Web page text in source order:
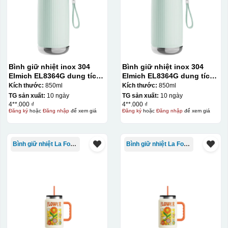
Kiểu in:
được chiếu tia cực tím để đóng rắn ngay sau khi in, cho
trường, độ bám dính tốt và có thể tạo các hiệu ứng nổi
3D, phù hợp cho các sản phẩm quà tặng như bút, móc
khóa, USB hay ly cốc cao cấp.
Bình giữ nhiệt inox 304
Elmich EL8364G dung tích
850ml
Kích thước: 850ml
TG sản xuất: 10 ngày
4**.000 ₫
Đăng kýhoặc Đăng nhậpđể xem giá
Bình giữ nhiệt inox 304
Elmich EL8364G dung tích
850ml
Kích thước: 850ml
TG sản xuất: 10 ngày
4**.000 ₫
Đăng kýhoặc Đăng nhậpđể xem giá
Bình giữ nhiệt La Fonte Bình giữ nhiệt La Fonte